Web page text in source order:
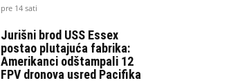
pre 14 sati
Jurišni brod USS Essex
postao plutajuća fabrika:
Amerikanci odštampali 12
FPV dronova usred Pacifika